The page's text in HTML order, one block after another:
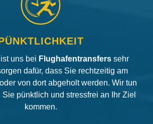
uns bei Flughafentransfers sehr
dafür, dass Sie rechtzeitig am
von dort abgeholt werden. Wir tun
pünktlich und stressfrei an Ihr Ziel
kommen.